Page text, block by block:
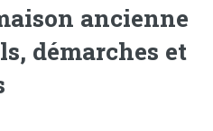
ancienne
démarches et